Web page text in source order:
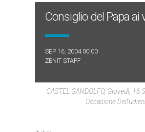
Consiglio del Papa ai
SEP 16, 2004 00:00
ZENIT STAFF
CASTEL GANDOLFO, Giovedì, 16
Occasione